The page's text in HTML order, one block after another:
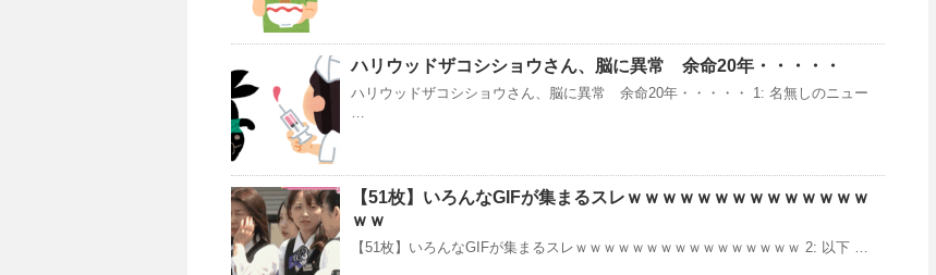
ハリウッドザコシショウさん、脳に異常 余命20年・・・・・
ハリウッドザコシショウさん、脳に異常 余命20年・・・・・ 1: 名無しのニュー
【51枚】いろんなGIFが集まるスレｗｗｗｗｗｗｗｗｗｗｗｗｗｗ
ｗｗ
【51枚】いろんなGIFが集まるスレｗｗｗｗｗｗｗｗｗｗｗｗｗｗｗｗ 2: 以下 …